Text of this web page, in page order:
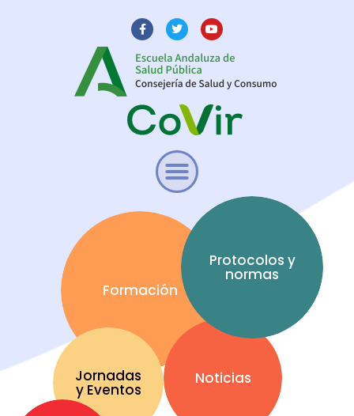
Formación
Protocolos y
normas
Jornadas
y Eventos
Noticias